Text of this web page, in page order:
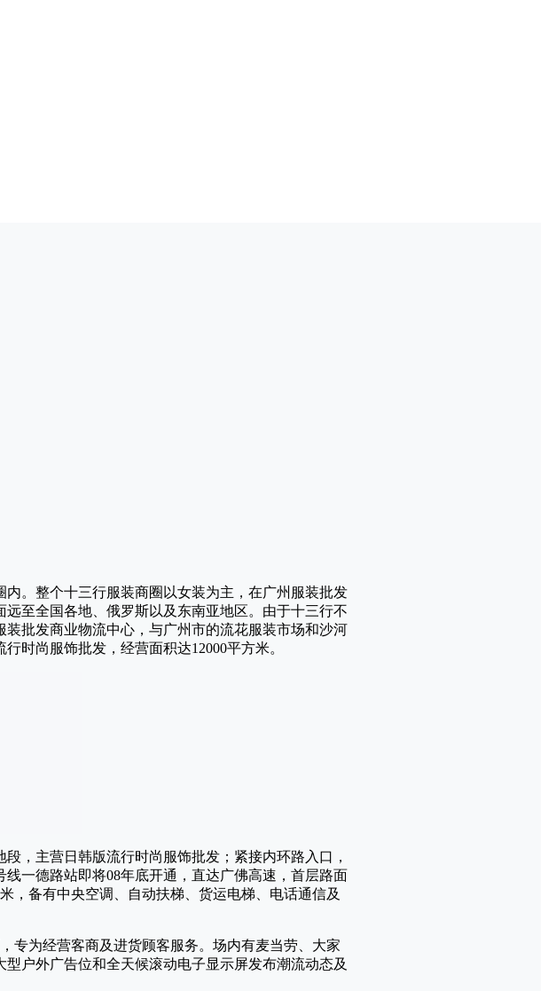
。整个十三行服装商圈以女装为主，在广州服装批发
至全国各地、俄罗斯以及东南亚地区。由于十三行不
批发商业物流中心，与广州市的流花服装市场和沙河
时尚服饰批发，经营面积达12000平方米。
，主营日韩版流行时尚服饰批发；紧接内环路入口，
一德路站即将08年底开通，直达广佛高速，首层路面
，备有中央空调、自动扶梯、货运电梯、电话通信及
专为经营客商及进货顾客服务。场内有麦当劳、大家
户外广告位和全天候滚动电子显示屏发布潮流动态及